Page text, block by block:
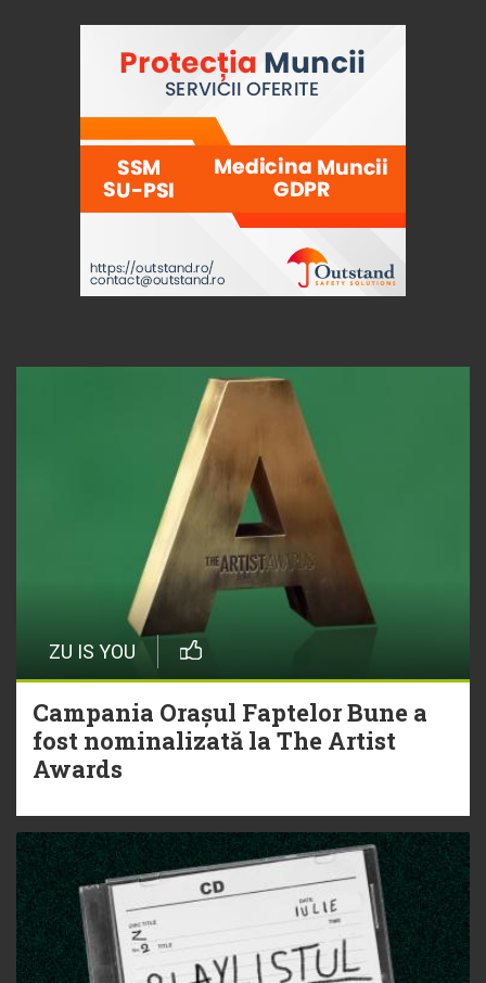
ZU IS YOU
Campania Orașul Faptelor Bune a
fost nominalizată la The Artist
Awards